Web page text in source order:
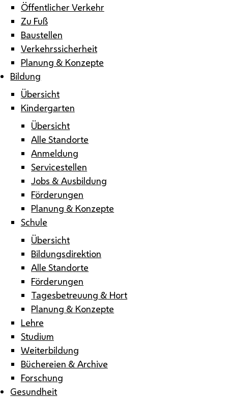
Öffentlicher Verkehr
Zu Fuß
Baustellen
Verkehrssicherheit
Planung & Konzepte
Bildung
Übersicht
Kindergarten
Übersicht
Alle Standorte
Anmeldung
Servicestellen
Jobs & Ausbildung
Förderungen
Planung & Konzepte
Schule
Übersicht
Bildungsdirektion
Alle Standorte
Förderungen
Tagesbetreuung & Hort
Planung & Konzepte
Lehre
Studium
Weiterbildung
Büchereien & Archive
Forschung
Gesundheit